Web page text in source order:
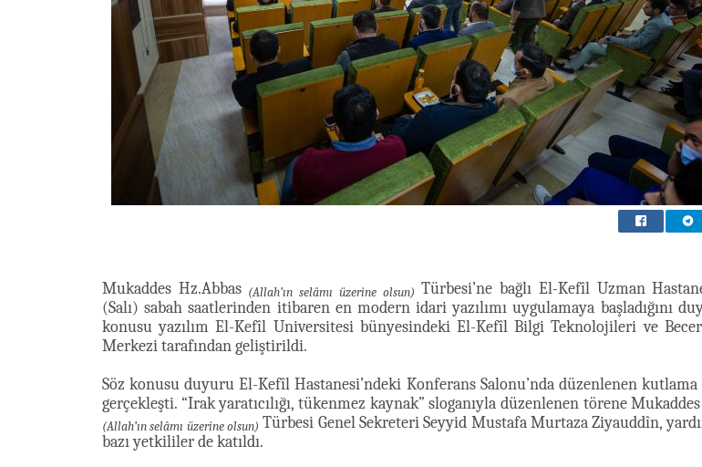
Mukaddes Hz.Abbas (Allah’ın selâmı üzerine olsun) Türbesi’ne bağlı El-Kefîl Uzman
(Salı) sabah saatlerinden itibaren en modern idari yazılımı uygulamaya başladığını
konusu yazılım El-Kefîl Universitesi bünyesindeki El-Kefîl Bilgi Teknolojileri ve
Merkezi tarafından geliştirildi.
Söz konusu duyuru El-Kefîl Hastanesi’ndeki Konferans Salonu’nda düzenlenen
gerçekleşti. “Irak yaratıcılığı, tükenmez kaynak” sloganıyla düzenlenen törene
(Allah’ın selâmı üzerine olsun) Türbesi Genel Sekreteri Seyyid Mustafa Murtaza Ziyauddîn,
bazı yetkililer de katıldı.